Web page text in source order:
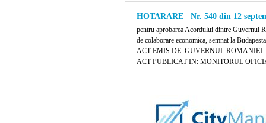
HOTARARE Nr. 540 din 12
pentru aprobarea Acordului dintre Guvernul
de colaborare economica, semnat la
ACT EMIS DE: GUVERNUL ROMANIEI
ACT PUBLICAT IN: MONITORUL